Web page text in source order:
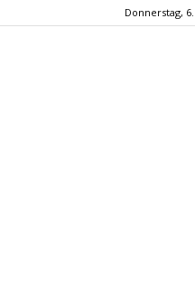
Donnerstag,